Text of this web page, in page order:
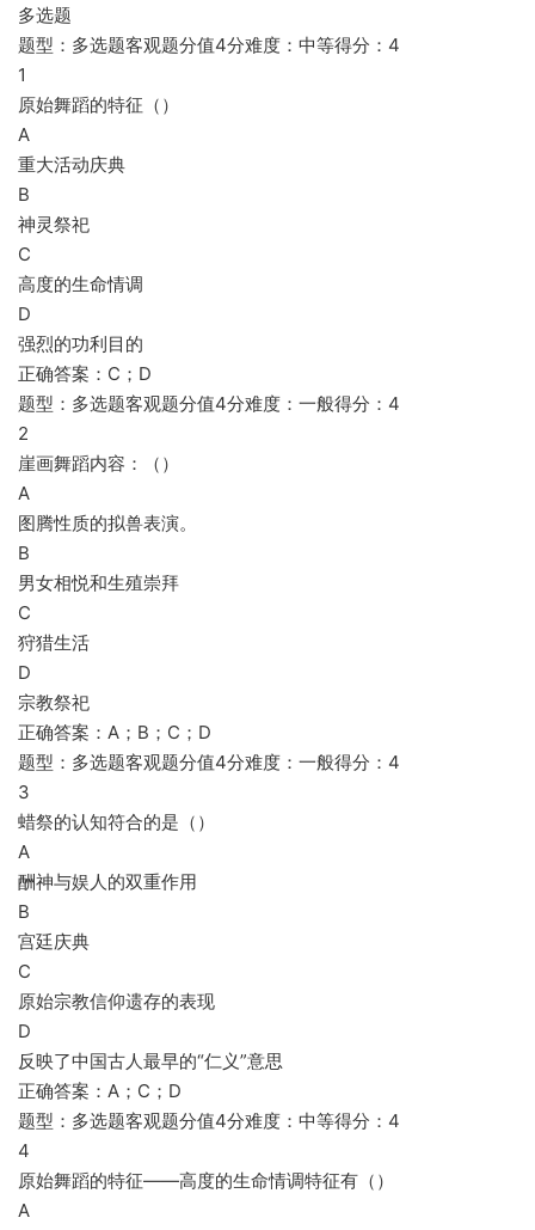
多选题
题型：多选题客观题分值4分难度：中等得分：4
1
原始舞蹈的特征（）
A
重大活动庆典
B
神灵祭祀
C
高度的生命情调
D
强烈的功利目的
正确答案：C；D
题型：多选题客观题分值4分难度：一般得分：4
2
崖画舞蹈内容：（）
A
图腾性质的拟兽表演。
B
男女相悦和生殖崇拜
C
狩猎生活
D
宗教祭祀
正确答案：A；B；C；D
题型：多选题客观题分值4分难度：一般得分：4
3
蜡祭的认知符合的是（）
A
酬神与娱人的双重作用
B
宫廷庆典
C
原始宗教信仰遗存的表现
D
反映了中国古人最早的“仁义”意思
正确答案：A；C；D
题型：多选题客观题分值4分难度：中等得分：4
4
原始舞蹈的特征——高度的生命情调特征有（）
A